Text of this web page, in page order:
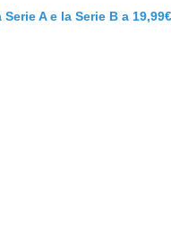
Serie A e la Serie B a